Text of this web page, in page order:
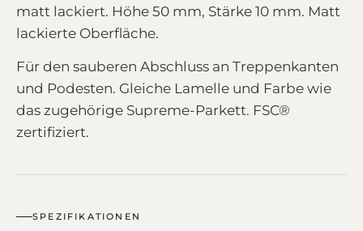
matt lackiert. Höhe 50 mm, Stärke 10 mm. Matt
lackierte Oberfläche.
Für den sauberen Abschluss an Treppenkanten
und Podesten. Gleiche Lamelle und Farbe wie
das zugehörige Supreme-Parkett. FSC®
zertifiziert.
SPEZIFIKATIONEN